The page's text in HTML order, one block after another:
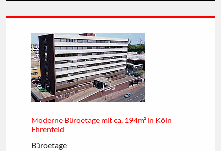
Moderne Büroetage mit ca. 194m² in Köln-
Ehrenfeld
Büroetage